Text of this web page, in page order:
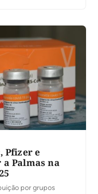
testado […]
Pfizer e
a Palmas na
por grupos